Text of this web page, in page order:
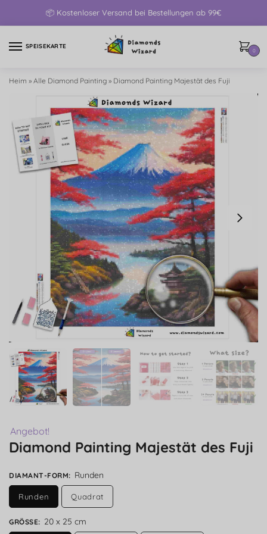
📦 Kostenloser Versand bei Bestellungen ab 99€
SPEISEKARTE
0
Heim » Alle Diamond Painting » Diamond Painting Majestät des Fuji
Angebot!
Diamond Painting Majestät des Fuji
DIAMANT-FORM: Runden
Runden Quadrat
GRÖSSE : 20 x 25 cm